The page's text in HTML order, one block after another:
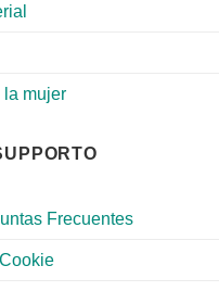
la mujer
Frecuentes